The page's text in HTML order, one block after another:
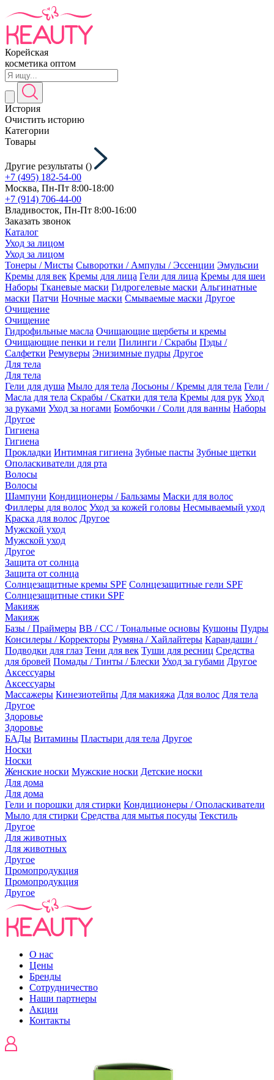
Корейская
косметика оптом
История
Очистить историю
Категории
Товары
Другие результаты ()
+7 (495) 182-54-00
Москва, Пн-Пт 8:00-18:00
+7 (914) 706-44-00
Владивосток, Пн-Пт 8:00-16:00
Заказать звонок
Каталог
Уход за лицом
Уход за лицом
Тонеры / Мисты Сыворотки / Ампулы / Эссенции Эмульсии
Кремы для век Кремы для лица Гели для лица Кремы для шеи
Наборы Тканевые маски Гидрогелевые маски Альгинатные
маски Патчи Ночные маски Смываемые маски Другое
Очищение
Очищение
Гидрофильные масла Очищающие щербеты и кремы
Очищающие пенки и гели Пилинги / Скрабы Пэды /
Салфетки Ремуверы Энизимные пудры Другое
Для тела
Для тела
Гели для душа Мыло для тела Лосьоны / Кремы для тела Гели /
Масла для тела Скрабы / Скатки для тела Кремы для рук Уход
за руками Уход за ногами Бомбочки / Соли для ванны Наборы
Другое
Гигиена
Гигиена
Прокладки Интимная гигиена Зубные пасты Зубные щетки
Ополаскиватели для рта
Волосы
Волосы
Шампуни Кондиционеры / Бальзамы Маски для волос
Филлеры для волос Уход за кожей головы Несмываемый уход
Краска для волос Другое
Мужской уход
Мужской уход
Другое
Защита от солнца
Защита от солнца
Солнцезащитные кремы SPF Солнцезащитные гели SPF
Солнцезащитные стики SPF
Макияж
Макияж
Базы / Праймеры BB / CC / Тональные основы Кушоны Пудры
Консилеры / Корректоры Румяна / Хайлайтеры Карандаши /
Подводки для глаз Тени для век Туши для ресниц Средства
для бровей Помады / Тинты / Блески Уход за губами Другое
Аксессуары
Аксессуары
Массажеры Кинезиотейпы Для макияжа Для волос Для тела
Другое
Здоровье
Здоровье
БАДы Витамины Пластыри для тела Другое
Носки
Носки
Женские носки Мужские носки Детские носки
Для дома
Для дома
Гели и порошки для стирки Кондиционеры / Ополаскиватели
Мыло для стирки Средства для мытья посуды Текстиль
Другое
Для животных
Для животных
Другое
Промопродукция
Промопродукция
Другое
О нас
Цены
Бренды
Сотрудничество
Наши партнеры
Акции
Контакты